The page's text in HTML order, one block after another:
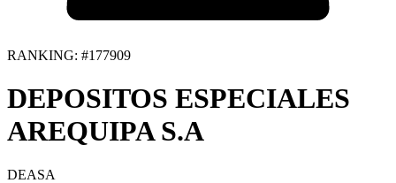
RANKING: #177909
DEPOSITOS ESPECIALES
AREQUIPA S.A
DEASA